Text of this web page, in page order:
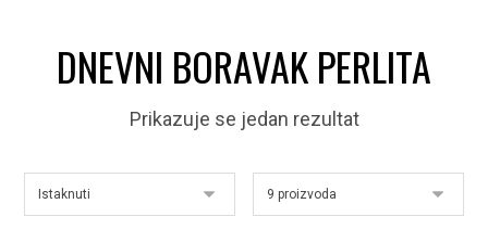
DNEVNI BORAVAK PERLITA
Prikazuje se jedan rezultat